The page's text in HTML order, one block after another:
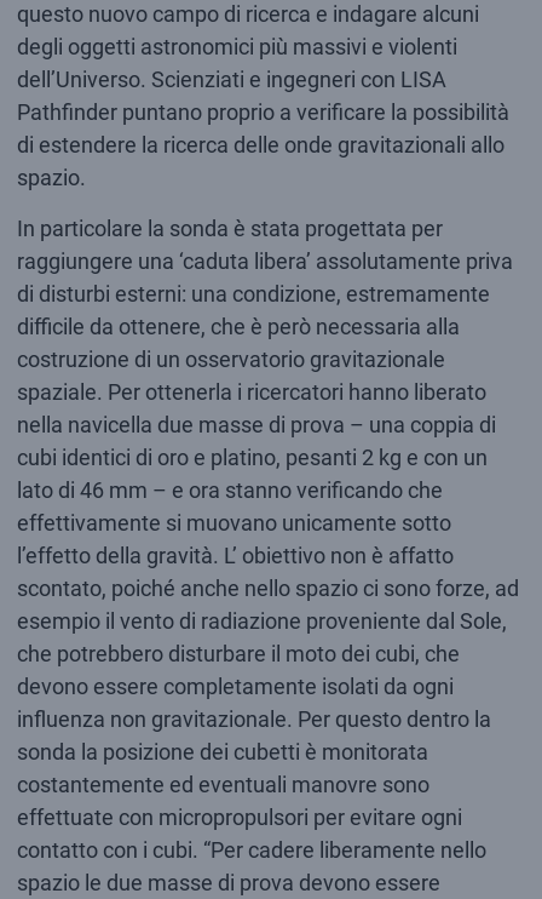
questo nuovo campo di ricerca e indagare alcuni
degli oggetti astronomici più massivi e violenti
dell’Universo. Scienziati e ingegneri con LISA
Pathfinder puntano proprio a verificare la possibilità
di estendere la ricerca delle onde gravitazionali allo
spazio.
In particolare la sonda è stata progettata per
raggiungere una ‘caduta libera’ assolutamente priva
di disturbi esterni: una condizione, estremamente
difficile da ottenere, che è però necessaria alla
costruzione di un osservatorio gravitazionale
spaziale. Per ottenerla i ricercatori hanno liberato
nella navicella due masse di prova – una coppia di
cubi identici di oro e platino, pesanti 2 kg e con un
lato di 46 mm – e ora stanno verificando che
effettivamente si muovano unicamente sotto
l’effetto della gravità. L’ obiettivo non è affatto
scontato, poiché anche nello spazio ci sono forze, ad
esempio il vento di radiazione proveniente dal Sole,
che potrebbero disturbare il moto dei cubi, che
devono essere completamente isolati da ogni
influenza non gravitazionale. Per questo dentro la
sonda la posizione dei cubetti è monitorata
costantemente ed eventuali manovre sono
effettuate con micropropulsori per evitare ogni
contatto con i cubi. “Per cadere liberamente nello
spazio le due masse di prova devono essere